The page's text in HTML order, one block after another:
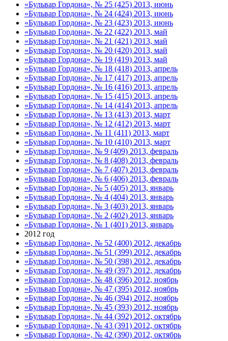
«Бульвар Гордона», № 25 (425) 2013, июнь
«Бульвар Гордона», № 24 (424) 2013, июнь
«Бульвар Гордона», № 23 (423) 2013, июнь
«Бульвар Гордона», № 22 (422) 2013, май
«Бульвар Гордона», № 21 (421) 2013, май
«Бульвар Гордона», № 20 (420) 2013, май
«Бульвар Гордона», № 19 (419) 2013, май
«Бульвар Гордона», № 18 (418) 2013, апрель
«Бульвар Гордона», № 17 (417) 2013, апрель
«Бульвар Гордона», № 16 (416) 2013, апрель
«Бульвар Гордона», № 15 (415) 2013, апрель
«Бульвар Гордона», № 14 (414) 2013, апрель
«Бульвар Гордона», № 13 (413) 2013, март
«Бульвар Гордона», № 12 (412) 2013, март
«Бульвар Гордона», № 11 (411) 2013, март
«Бульвар Гордона», № 10 (410) 2013, март
«Бульвар Гордона», № 9 (409) 2013, февраль
«Бульвар Гордона», № 8 (408) 2013, февраль
«Бульвар Гордона», № 7 (407) 2013, февраль
«Бульвар Гордона», № 6 (406) 2013, февраль
«Бульвар Гордона», № 5 (405) 2013, январь
«Бульвар Гордона», № 4 (404) 2013, январь
«Бульвар Гордона», № 3 (403) 2013, январь
«Бульвар Гордона», № 2 (402) 2013, январь
«Бульвар Гордона», № 1 (401) 2013, январь
2012 год
«Бульвар Гордона», № 52 (400) 2012, декабрь
«Бульвар Гордона», № 51 (399) 2012, декабрь
«Бульвар Гордона», № 50 (398) 2012, декабрь
«Бульвар Гордона», № 49 (397) 2012, декабрь
«Бульвар Гордона», № 48 (396) 2012, ноябрь
«Бульвар Гордона», № 47 (395) 2012, ноябрь
«Бульвар Гордона», № 46 (394) 2012, ноябрь
«Бульвар Гордона», № 45 (393) 2012, ноябрь
«Бульвар Гордона», № 44 (392) 2012, октябрь
«Бульвар Гордона», № 43 (391) 2012, октябрь
«Бульвар Гордона», № 42 (390) 2012, октябрь